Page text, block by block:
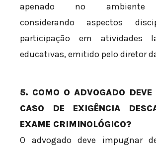
apenado no ambiente
considerando aspectos
participação em atividades
educativas, emitido pelo diretor
5. COMO O ADVOGADO DEVE
CASO DE EXIGÊNCIA
EXAME CRIMINOLÓGICO?
O advogado deve impugnar